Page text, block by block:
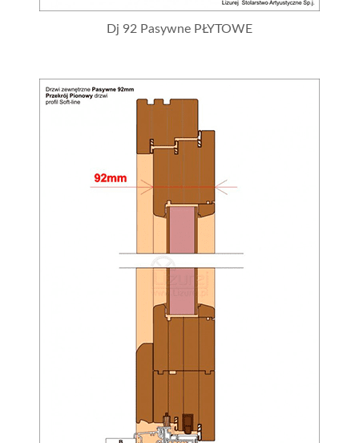
Dj 92 Pasywne PŁYTOWE